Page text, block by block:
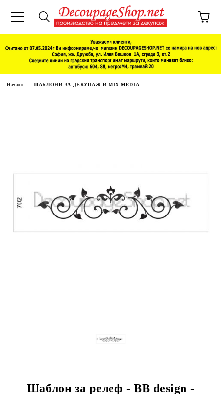
Начало ШАБЛОНИ ЗА ДЕКУПАЖ И MIX MEDIA
Шаблон за релеф - BB design -